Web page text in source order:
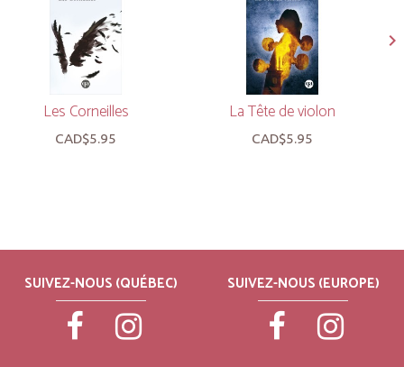
Les Corneilles
CAD$5.95
La Tête de violon
CAD$5.95
SUIVEZ-NOUS (QUÉBEC) SUIVEZ-NOUS (EUROPE)